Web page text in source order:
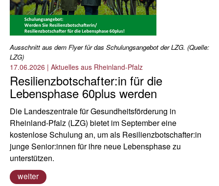
Ausschnitt aus dem Flyer für das Schulungsangebot der LZG. (Quelle:
LZG)
17.06.2026 | Aktuelles aus Rheinland-Pfalz
Resilienzbotschafter:in für die
Lebensphase 60plus werden
Die Landeszentrale für Gesundheitsförderung in
Rheinland-Pfalz (LZG) bietet im September eine
kostenlose Schulung an, um als Resilienzbotschafter:in
junge Senior:innen für ihre neue Lebensphase zu
unterstützen.
weiter